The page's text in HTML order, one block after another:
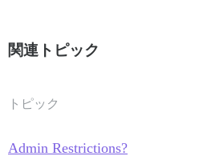
関連トピック
トピック
Admin Restrictions?